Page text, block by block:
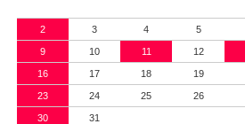
2 3 4 5
9 10 11 12
16 17 18 19
23 24 25 26
30 31